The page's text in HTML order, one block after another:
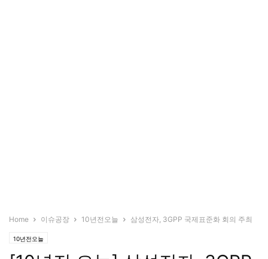
Home 이슈공장 10년전오늘 삼성전자, 3GPP 국제표준화 회의 주최
10년전오늘